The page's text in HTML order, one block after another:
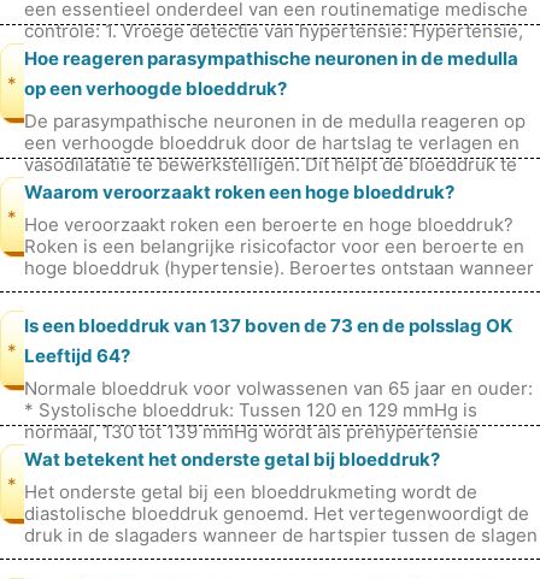
een essentieel onderdeel van een routinematige medische
controle: 1. Vroege detectie van hypertensie: Hypertensie,
ook wel hoge bloedd
*
Hoe reageren parasympathische neuronen in de medulla
op een verhoogde bloeddruk?
De parasympathische neuronen in de medulla reageren op
een verhoogde bloeddruk door de hartslag te verlagen en
vasodilatatie te bewerkstelligen. Dit helpt de bloeddruk te
verlagen. De para
*
Waarom veroorzaakt roken een hoge bloeddruk?
Hoe veroorzaakt roken een beroerte en hoge bloeddruk?
Roken is een belangrijke risicofactor voor een beroerte en
hoge bloeddruk (hypertensie). Beroertes ontstaan ​​wanneer
de bloedtoevoer
*
Is een bloeddruk van 137 boven de 73 en de polsslag OK
Leeftijd 64?
Normale bloeddruk voor volwassenen van 65 jaar en ouder:
* Systolische bloeddruk: Tussen 120 en 129 mmHg is
normaal, 130 tot 139 mmHg wordt als prehypertensie
beschouwd en 140 mmHg en hoge
*
Wat betekent het onderste getal bij bloeddruk?
Het onderste getal bij een bloeddrukmeting wordt de
diastolische bloeddruk genoemd. Het vertegenwoordigt de
druk in de slagaders wanneer de hartspier tussen de slagen
rust.